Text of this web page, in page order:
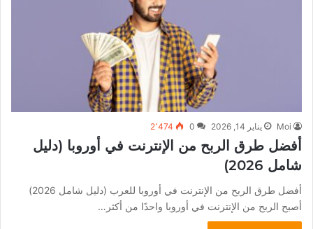
Moi يناير 14, 2026 0 2٬474
أفضل طرق الربح من الإنترنت في أوروبا (دليل
شامل 2026)
أفضل طرق الربح من الإنترنت في أوروبا للعرب (دليل شامل 2026)
أصبح الربح من الإنترنت في أوروبا واحدًا من أكثر…